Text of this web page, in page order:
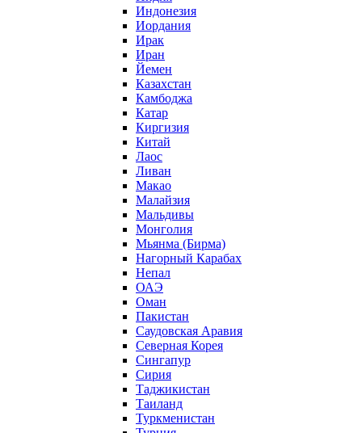
Индонезия
Иордания
Ирак
Иран
Йемен
Казахстан
Камбоджа
Катар
Киргизия
Китай
Лаос
Ливан
Макао
Малайзия
Мальдивы
Монголия
Мьянма (Бирма)
Нагорный Карабах
Непал
ОАЭ
Оман
Пакистан
Саудовская Аравия
Северная Корея
Сингапур
Сирия
Таджикистан
Таиланд
Туркменистан